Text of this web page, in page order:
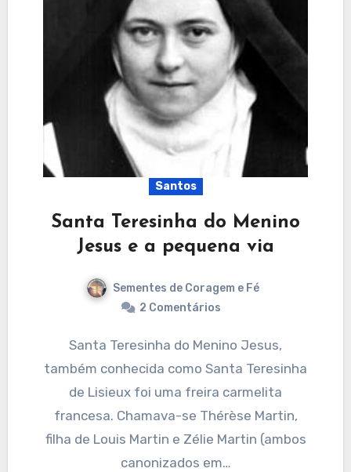
Santos
Santa Teresinha do Menino
Jesus e a pequena via
Sementes de Coragem e Fé
2 Comentários
Santa Teresinha do Menino Jesus,
também conhecida como Santa Teresinha
de Lisieux foi uma freira carmelita
francesa. Chamava-se Thérèse Martin,
filha de Louis Martin e Zélie Martin (ambos
canonizados em…